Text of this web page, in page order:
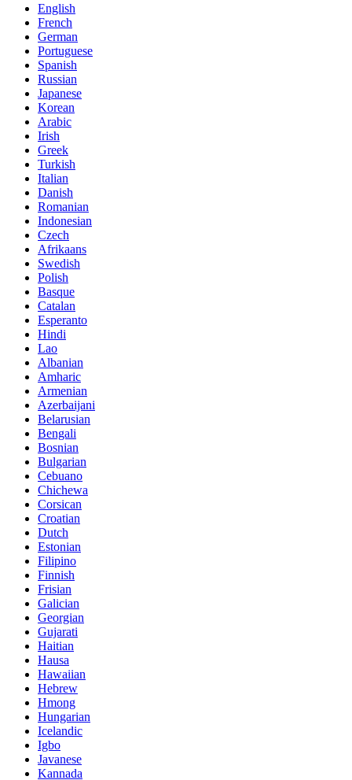
English
French
German
Portuguese
Spanish
Russian
Japanese
Korean
Arabic
Irish
Greek
Turkish
Italian
Danish
Romanian
Indonesian
Czech
Afrikaans
Swedish
Polish
Basque
Catalan
Esperanto
Hindi
Lao
Albanian
Amharic
Armenian
Azerbaijani
Belarusian
Bengali
Bosnian
Bulgarian
Cebuano
Chichewa
Corsican
Croatian
Dutch
Estonian
Filipino
Finnish
Frisian
Galician
Georgian
Gujarati
Haitian
Hausa
Hawaiian
Hebrew
Hmong
Hungarian
Icelandic
Igbo
Javanese
Kannada